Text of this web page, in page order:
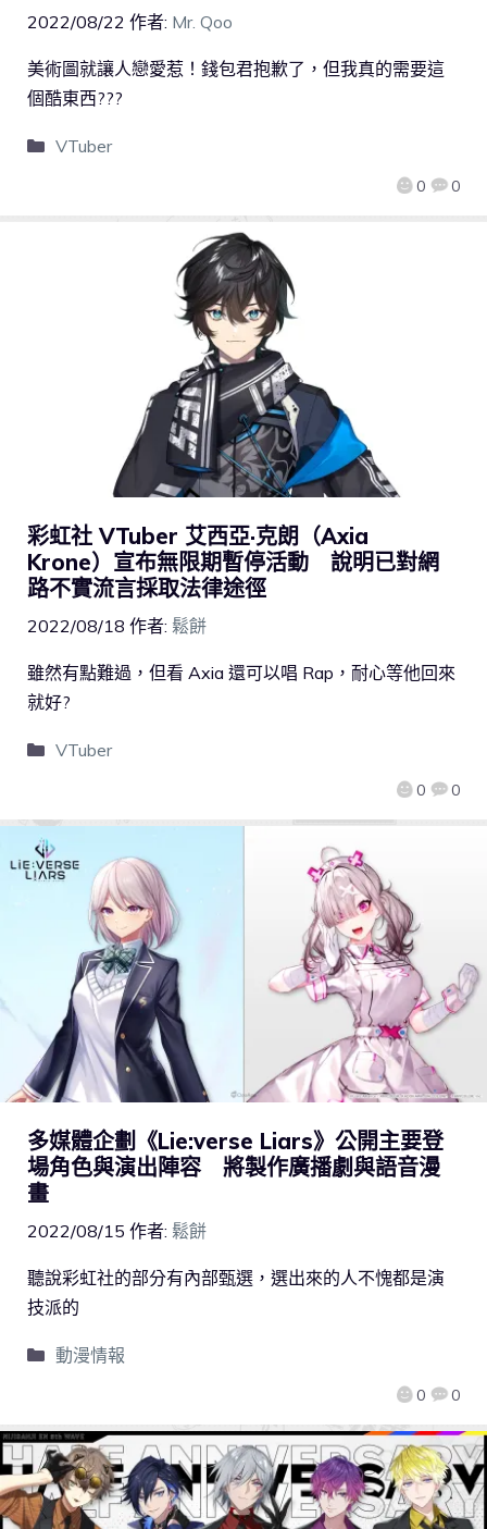
2022/08/22 作者: Mr. Qoo
0 0
美術圖就讓人戀愛惹！錢包君抱歉了，但我真的需要這
個酷東西???
VTuber
彩虹社 VTuber 艾西亞·克朗（Axia
Krone）宣布無限期暫停活動 說明已對網
路不實流言採取法律途徑
2022/08/18 作者: 鬆餅
0 0
雖然有點難過，但看 Axia 還可以唱 Rap，耐心等他回來
就好?
VTuber
多媒體企劃《Lie:verse Liars》公開主要登
場角色與演出陣容 將製作廣播劇與語音漫
畫
2022/08/15 作者: 鬆餅
0 0
聽說彩虹社的部分有內部甄選，選出來的人不愧都是演
技派的
動漫情報